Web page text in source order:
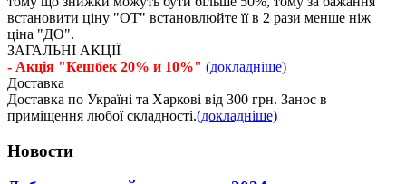
встановити ціну "ОТ" встановлюйте її в 2 рази менше ніж
ціна "ДО".
ЗАГАЛЬНІ АКЦІЇ
- Акція "Кешбек 20% и 10%" (докладніше)
Доставка
Доставка по Україні та Харкові від 300 грн. Занос в
приміщення любої складності.(докладніше)
Новости